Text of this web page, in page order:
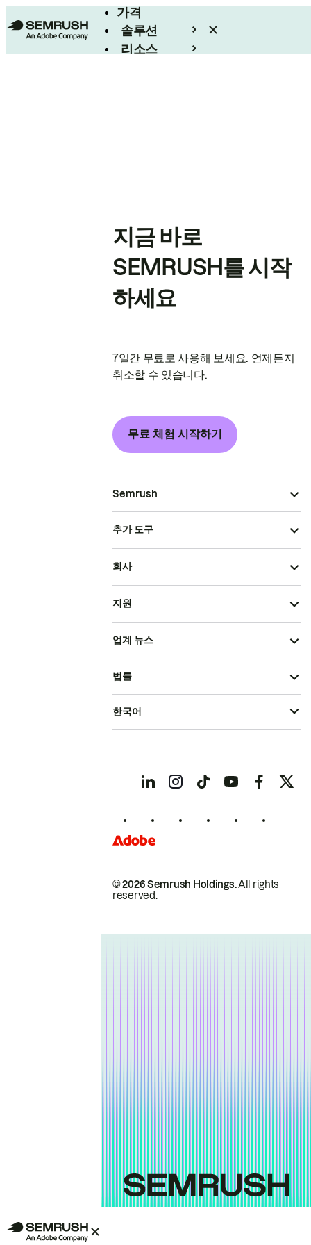
가격
솔루션
리소스
지금 바로
SEMRUSH를 시작
하세요
7일간 무료로 사용해 보세요. 언제든지
취소할 수 있습니다.
무료 체험 시작하기
Semrush
추가 도구
회사
지원
업계 뉴스
© 2026 Semrush Holdings.All rights
reserved.
법률
한국어